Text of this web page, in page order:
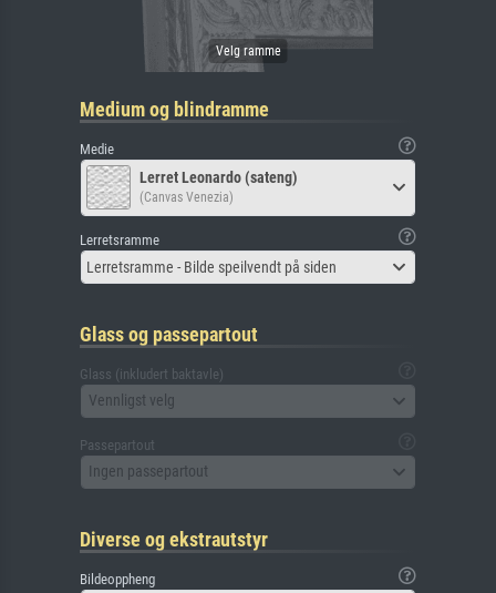
Medium og blindramme
Medie
Lerret Leonardo (sateng)
(Canvas Venezia)
Lerretsramme
Lerretsramme - Bilde speilvendt på siden
Glass og passepartout
Glass (inkludert baktavle)
Vennligst velg
Passepartout
Ingen passepartout
Diverse og ekstrautstyr
Bildeoppheng